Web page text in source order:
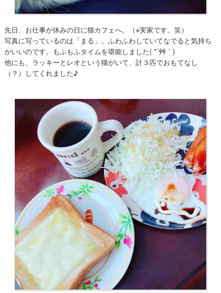
先日、お仕事が休みの日に猫カフェへ。（※実家です。笑）
写真に写っているのは「まる」。ふわふわしていてなでると気持ち
がいいのです。もふもふタイムを堪能しました( *´艸｀)
他にも、ラッキーとレオという猫がいて、計３匹でおもてなし
（？）してくれました♪